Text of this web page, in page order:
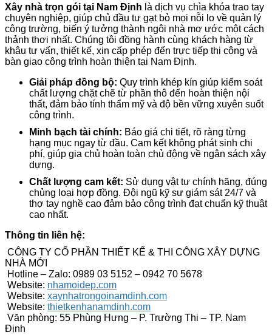
Xây nhà trọn gói tại Nam Định là dịch vụ chìa khóa trao tay
chuyên nghiệp, giúp chủ đầu tư gạt bỏ mọi nỗi lo về quản lý
công trường, biến ý tưởng thành ngôi nhà mơ ước một cách
thảnh thơi nhất. Chúng tôi đồng hành cùng khách hàng từ
khâu tư vấn, thiết kế, xin cấp phép đến trực tiếp thi công và
bàn giao công trình hoàn thiện tại Nam Định.
Giải pháp đồng bộ: Quy trình khép kín giúp kiểm soát
chất lượng chặt chẽ từ phần thô đến hoàn thiện nội
thất, đảm bảo tính thẩm mỹ và độ bền vững xuyên suốt
công trình.
Minh bạch tài chính: Báo giá chi tiết, rõ ràng từng
hạng mục ngay từ đầu. Cam kết không phát sinh chi
phí, giúp gia chủ hoàn toàn chủ động về ngân sách xây
dựng.
Chất lượng cam kết: Sử dụng vật tư chính hãng, đúng
chủng loại hợp đồng. Đội ngũ kỹ sư giám sát 24/7 và
thợ tay nghề cao đảm bảo công trình đạt chuẩn kỹ thuật
cao nhất.
Thông tin liên hệ:
CÔNG TY CỔ PHẦN THIẾT KẾ & THI CÔNG XÂY DỰNG
NHÀ MỚI
Hotline – Zalo: 0989 03 5152 – 0942 70 5678
Website: nhamoidep.com
Website: xaynhatrongoinamdinh.com
Website: thietkenhanamdinh.com
Văn phòng: 55 Phùng Hưng – P. Trường Thi – TP. Nam
Định